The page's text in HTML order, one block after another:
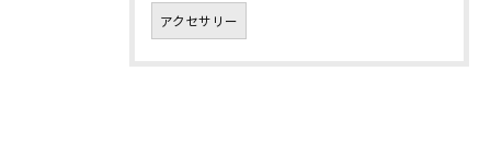
アクセサリー